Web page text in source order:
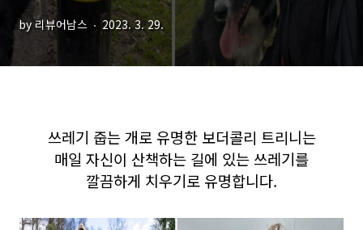
by 리뷰어남스 2023. 3. 29.
쓰레기 줍는 개로 유명한 보더콜리 트리니는
매일 자신이 산책하는 길에 있는 쓰레기를
깔끔하게 치우기로 유명합니다.